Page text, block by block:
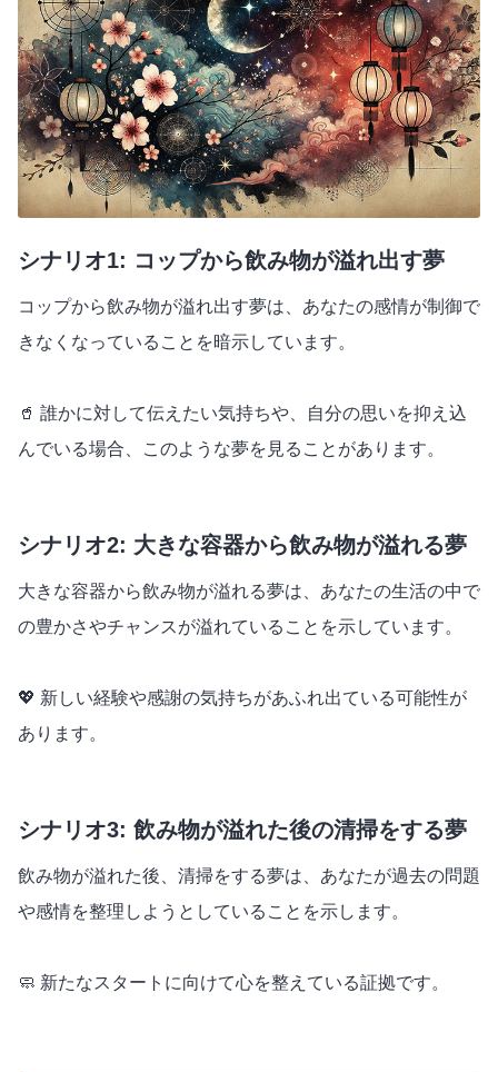
シナリオ1: コップから飲み物が溢れ出す夢
コップから飲み物が溢れ出す夢は、あなたの感情が制御で
きなくなっていることを暗示しています。
🥤 誰かに対して伝えたい気持ちや、自分の思いを抑え込
んでいる場合、このような夢を見ることがあります。
シナリオ2: 大きな容器から飲み物が溢れる夢
大きな容器から飲み物が溢れる夢は、あなたの生活の中で
の豊かさやチャンスが溢れていることを示しています。
💖 新しい経験や感謝の気持ちがあふれ出ている可能性が
あります。
シナリオ3: 飲み物が溢れた後の清掃をする夢
飲み物が溢れた後、清掃をする夢は、あなたが過去の問題
や感情を整理しようとしていることを示します。
🧼 新たなスタートに向けて心を整えている証拠です。